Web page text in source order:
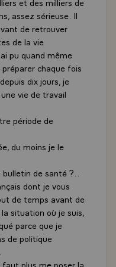
assez sérieuse. Il
de retrouver
de la vie
pu quand même
chaque fois
dix jours, je
vie de travail
période de
du moins je le
de santé ?..
dont je vous
de temps avant de
situation où je suis,
parce que je
de politique
plus me poser la